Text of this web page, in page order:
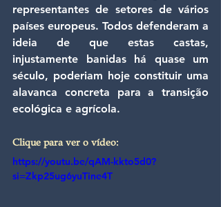
representantes de setores de vários
países europeus. Todos defenderam a
ideia de que estas castas,
injustamente banidas há quase um
século, poderiam hoje constituir uma
alavanca concreta para a transição
ecológica e agrícola.
Clique para ver o vídeo:
https://youtu.be/qAM-kkto5d0?
si=Zkp25ug6yuTine4T